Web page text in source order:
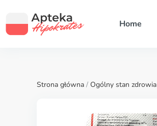
Home
Strona główna / Ogólny stan zdrowia